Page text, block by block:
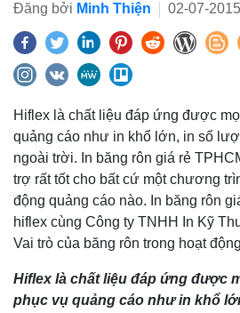
Đăng bởi Minh Thiện 02-07-2015
Hiflex là chất liệu đáp ứng được
quảng cáo như in khổ lớn, in số
ngoài trời. In băng rôn giá rẻ
trợ rất tốt cho bất cứ một chương
động quảng cáo nào. In băng rôn
hiflex cùng Công ty TNHH In Kỹ
Vai trò của băng rôn trong hoạt
Hiflex là chất liệu đáp ứng được
phục vụ quảng cáo như in khổ